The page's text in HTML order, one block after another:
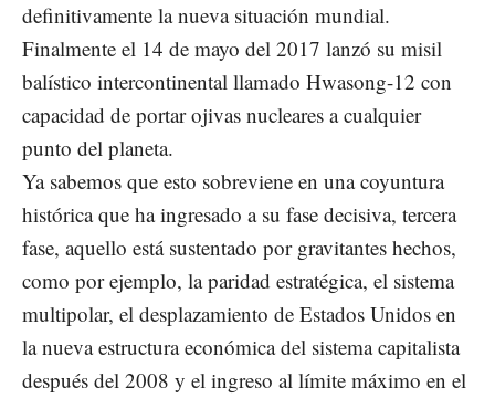
definitivamente la nueva situación mundial.
Finalmente el 14 de mayo del 2017 lanzó su misil
balístico intercontinental llamado Hwasong-12 con
capacidad de portar ojivas nucleares a cualquier
punto del planeta.
Ya sabemos que esto sobreviene en una coyuntura
histórica que ha ingresado a su fase decisiva, tercera
fase, aquello está sustentado por gravitantes hechos,
como por ejemplo, la paridad estratégica, el sistema
multipolar, el desplazamiento de Estados Unidos en
la nueva estructura económica del sistema capitalista
después del 2008 y el ingreso al límite máximo en el